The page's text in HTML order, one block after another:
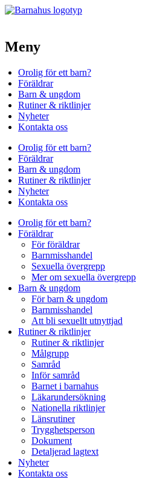
Hoppa
Meny
Orolig för ett barn?​
Föräldrar
Barn & ungdom
Rutiner & riktlinjer
Nyheter
Kontakta oss
Orolig för ett barn?​
Föräldrar
Barn & ungdom
Rutiner & riktlinjer
Nyheter
Kontakta oss
Orolig för ett barn?​
Föräldrar
För föräldrar
Barnmisshandel
Sexuella övergrepp
Mer om sexuella övergrepp
Barn & ungdom
För barn & ungdom
Barnmisshandel
Att bli sexuellt utnyttjad
Rutiner & riktlinjer
Rutiner & riktlinjer
Målgrupp
Samråd
Inför samråd
Barnet i barnahus
Läkarundersökning
Nationella riktlinjer
Länsrutiner
Trygghetsperson
Dokument
Detaljerad lagtext
Nyheter
Kontakta oss